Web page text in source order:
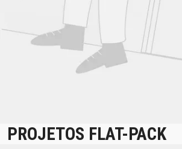
PROJETOS FLAT-PACK